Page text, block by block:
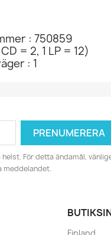
: 750859
= 2, 1 LP = 12)
: 1
För detta ändamål,
meddelandet.